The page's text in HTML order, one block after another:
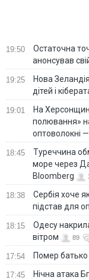
19:50
Остаточна
анонсував
19:25
Нова
дітей і
19:01
На
полювання»
оптоволокні
18:45
Туреччина
море через
Bloomberg
18:38
Сербія хоче
підстав для
18:15
Одесу
вітром
89
17:54 Помер батько
17:45
Нічна атака